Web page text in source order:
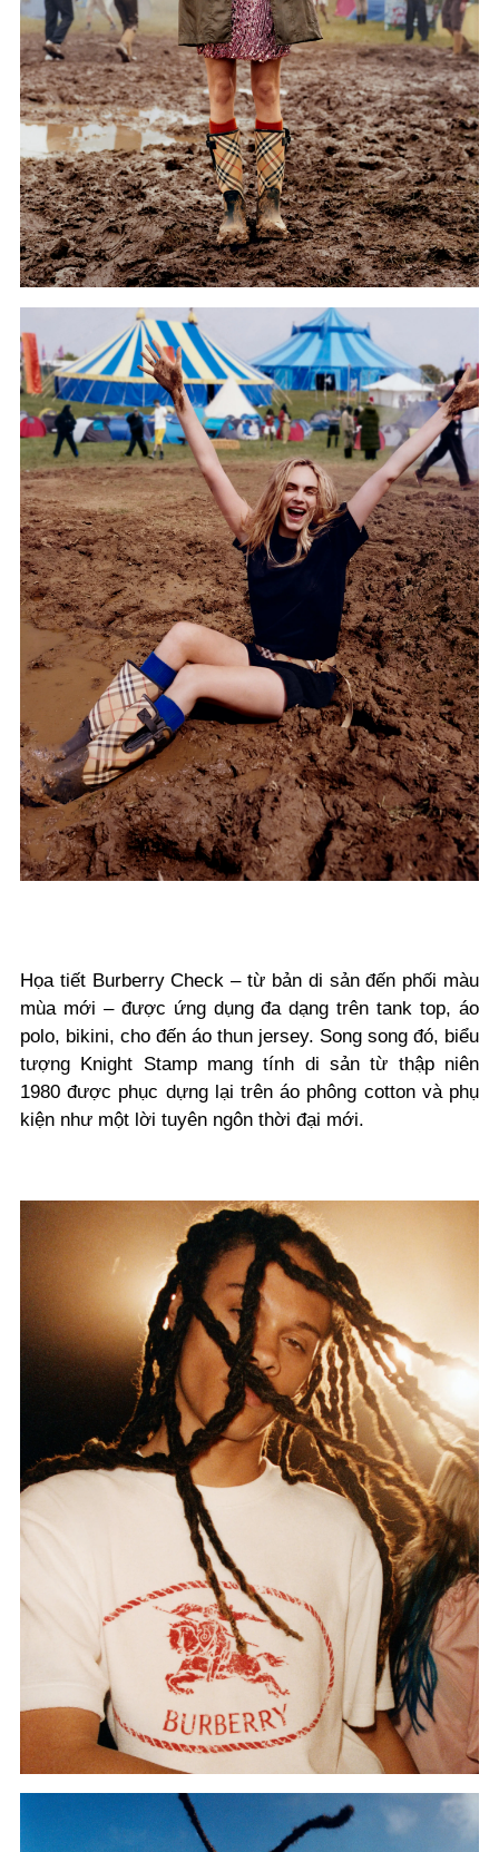
Họa tiết Burberry Check – từ bản di sản đến phối màu
mùa mới – được ứng dụng đa dạng trên tank top, áo
polo, bikini, cho đến áo thun jersey. Song song đó, biểu
tượng Knight Stamp mang tính di sản từ thập niên
1980 được phục dựng lại trên áo phông cotton và phụ
kiện như một lời tuyên ngôn thời đại mới.